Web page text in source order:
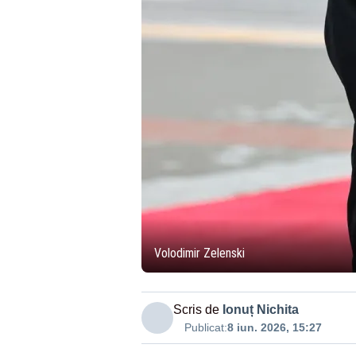
Volodimir Zelenski
Scris de Ionuț Nichita
Publicat:8 iun. 2026, 15:27